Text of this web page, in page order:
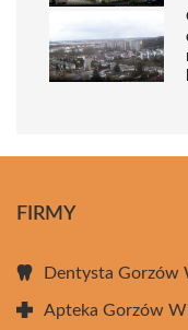
FIRMY
Dentysta Gorzów
Apteka Gorzów